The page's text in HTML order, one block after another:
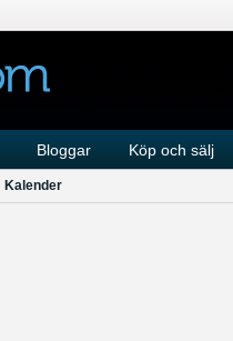
Bloggar Köp och sälj
Kalender